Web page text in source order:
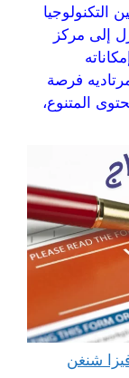
التكنولوجيا
إلى مركز
فرصة
المتنوع،
استخراج فيزا شنغن 98951133 فيزا شنغن